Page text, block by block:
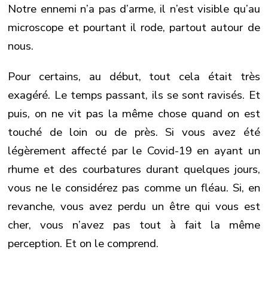
Notre ennemi n’a pas d’arme, il n’est visible qu’au
microscope et pourtant il rode, partout autour de
nous.
Pour certains, au début, tout cela était très
exagéré. Le temps passant, ils se sont ravisés. Et
puis, on ne vit pas la même chose quand on est
touché de loin ou de près. Si vous avez été
légèrement affecté par le Covid-19 en ayant un
rhume et des courbatures durant quelques jours,
vous ne le considérez pas comme un fléau. Si, en
revanche, vous avez perdu un être qui vous est
cher, vous n’avez pas tout à fait la même
perception. Et on le comprend.